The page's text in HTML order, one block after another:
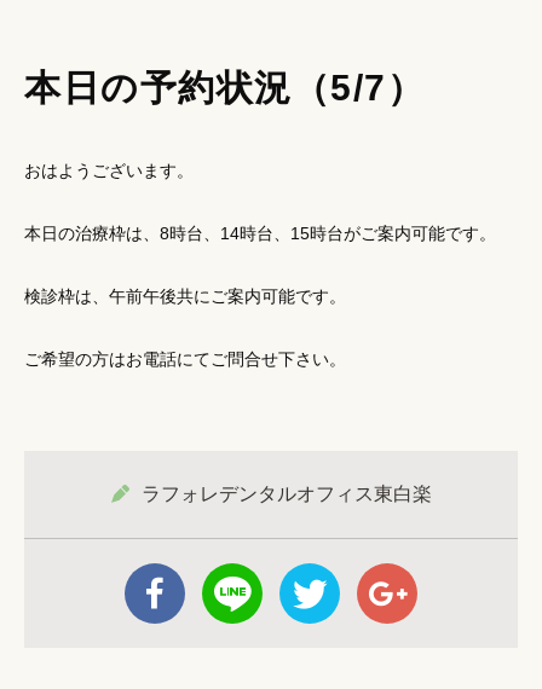
本日の予約状況（5/7）
おはようございます。
本日の治療枠は、8時台、14時台、15時台がご案内可能です。
検診枠は、午前午後共にご案内可能です。
ご希望の方はお電話にてご問合せ下さい。
ラフォレデンタルオフィス東白楽